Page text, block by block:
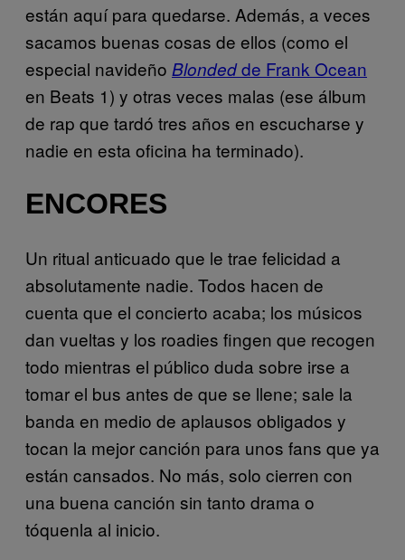
están aquí para quedarse. Además, a veces
sacamos buenas cosas de ellos (como el
especial navideño Blondedde Frank Ocean
en Beats 1) y otras veces malas (ese álbum
de rap que tardó tres años en escucharse y
nadie en esta oficina ha terminado).
ENCORES
Un ritual anticuado que le trae felicidad a
absolutamente nadie. Todos hacen de
cuenta que el concierto acaba; los músicos
dan vueltas y los roadies fingen que recogen
todo mientras el público duda sobre irse a
tomar el bus antes de que se llene; sale la
banda en medio de aplausos obligados y
tocan la mejor canción para unos fans que ya
están cansados. No más, solo cierren con
una buena canción sin tanto drama o
tóquenla al inicio.